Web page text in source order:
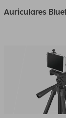
Auriculares